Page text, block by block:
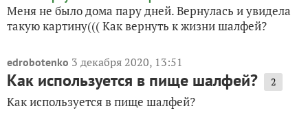
Меня не было дома пару дней. Вернулась и увидела
такую картину((( Как вернуть к жизни шалфей?
edrobotenko 3 декабря 2020, 13:51
Как используется в пище шалфей? 2
Как используется в пище шалфей?